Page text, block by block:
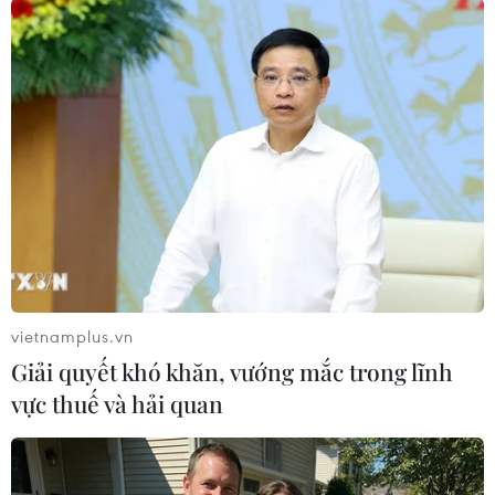
Nghe lại đêm chung kết mà xem, kém cả Lê
Khánh - người phải ra đi đầu tiên. Kém xa tất cả
Ái Phương, Văn Mách, Cù Trọng Xoay. Chẳng
qua là nhờ 'cặp đôi' cùng Đàm Vĩnh Hưng mà
len được vào chung kết."
Nhiều khán giả thừa nhận đúng là chịu khó, là
giỏi, là nỗ lực vượt bậckhi là mẹ của hai đứa
con mà Kim Thư vẫn được như thế nhưng hãy
nhớ lạiThư hát phô và sai nhạc thế nào. Từng
được xem là cặp đôi đối thủ củaĐoan Trang-
Trấn Thành trong việc tranh nhất, nhì nên cặp
đôi này "đè"toàn bộ gánh nặng ca hát lên vai
Đàm. Anh phải có rất nhiều chiêu trò,dàn dựng
công phu mà sức "vực lên" vẫn có hạn. Thư hát
một câu là ngườihâm mộ Đàm nhói lo, nín thở.
vietnamplus.vn
Giải quyết khó khăn, vướng mắc trong lĩnh
vực thuế và hải quan